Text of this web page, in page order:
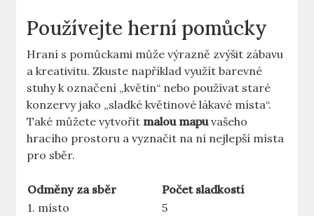
Používejte herní pomůcky
Hraní s pomůckami může výrazně zvýšit zábavu
a kreativitu. Zkuste například využít barevné
stuhy k označení „květin“ nebo používat staré
konzervy jako „sladké květinové lákavé místa“.
Také můžete vytvořit malou mapuvašeho
hracího prostoru a vyznačit na ní nejlepší místa
pro sběr.
Odměny za sběr
Počet sladkostí
1. místo
5